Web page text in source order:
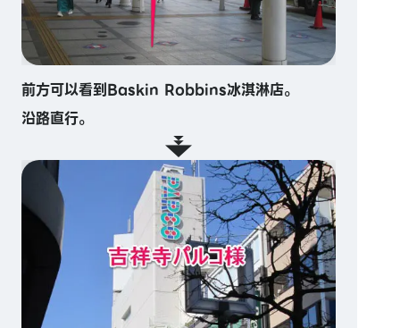
前方可以看到Baskin Robbins冰淇淋店。
沿路直行。